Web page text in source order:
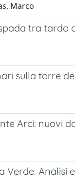
Marco
tra tardo
sulla torre
Arci: nuovi
Verde.